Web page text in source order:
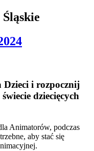
i rozpocznij
dziecięcych
Animatorów, podczas
aby stać się